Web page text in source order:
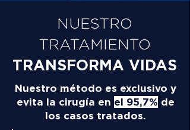
NUESTRO
TRATAMIENTO
TRANSFORMA VIDAS
Nuestro método es exclusivo y
evita la cirugía en el 95,7% de
los casos tratados.